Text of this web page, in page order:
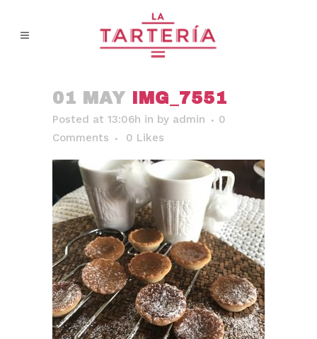
01 MAY IMG_7551
Posted at 13:06h in by admin
0
Comments
0 Likes